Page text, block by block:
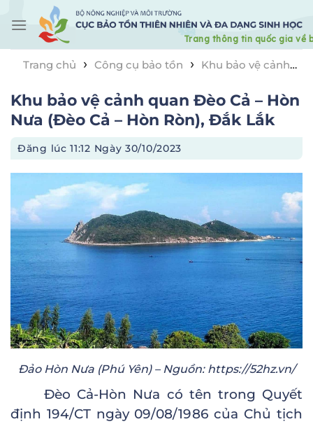
content
Trang chủ
› Công cụ bảo tồn › Khu bảo vệ cảnh
Cả – Hòn Ròn), Đắk Lắk
Khu bảo vệ cảnh quan Đèo Cả – Hòn
Nưa (Đèo Cả – Hòn Ròn), Đắk Lắk
Đăng lúc11:12 Ngày 30/10/2023
Đảo Hòn Nưa (Phú Yên) – Nguồn: https://52hz.vn/
Đèo Cả-Hòn Nưa có tên trong Quyết
định 194/CT ngày 09/08/1986 của Chủ tịch